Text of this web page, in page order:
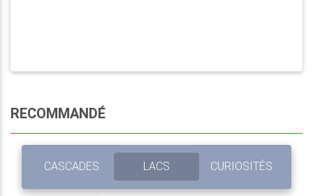
RECOMMANDÉ
CASCADES LACS CURIOSITÉS